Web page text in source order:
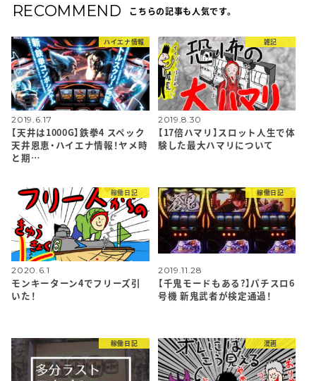
RECOMMEND こちらの記事も人気です。
ハイエナ情報
2019.6.17
【天井は1000G】鉄拳4 スペック
天井恩恵・ハイエナ情報！ヤメ時
と期…
雑記
2019.8.30
【17倍ハマリ】スロット人生で体
験した最大ハマリについて
稼働日記
2020.6.1
モンキーターン4でフリーズ引
いた！
稼働日記
2019.11.28
【千鬼モードもある?】パチスロ6
号機 新鬼武者が検定通過！
稼働日記 漫画